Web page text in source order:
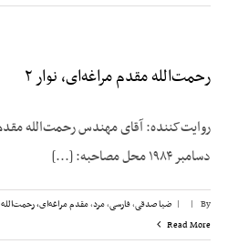
رحمت‌الله مقدم مراغه‌ای، نوار ۲
دسامبر ۱۹۸۴ محل مصاحبه: [...]
By
|
| ضیا صدقی,فارسی,مرد,مقدم مراغه‌ای، رحمت‌الله
Read More